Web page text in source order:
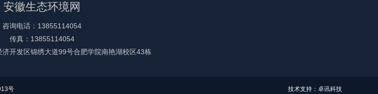
安徽生态环境网
咨询电话：13855114054
传真：13855114054
开发区锦绣大道99号合肥学院南艳湖校区43栋
号 技术支持：卓讯科技